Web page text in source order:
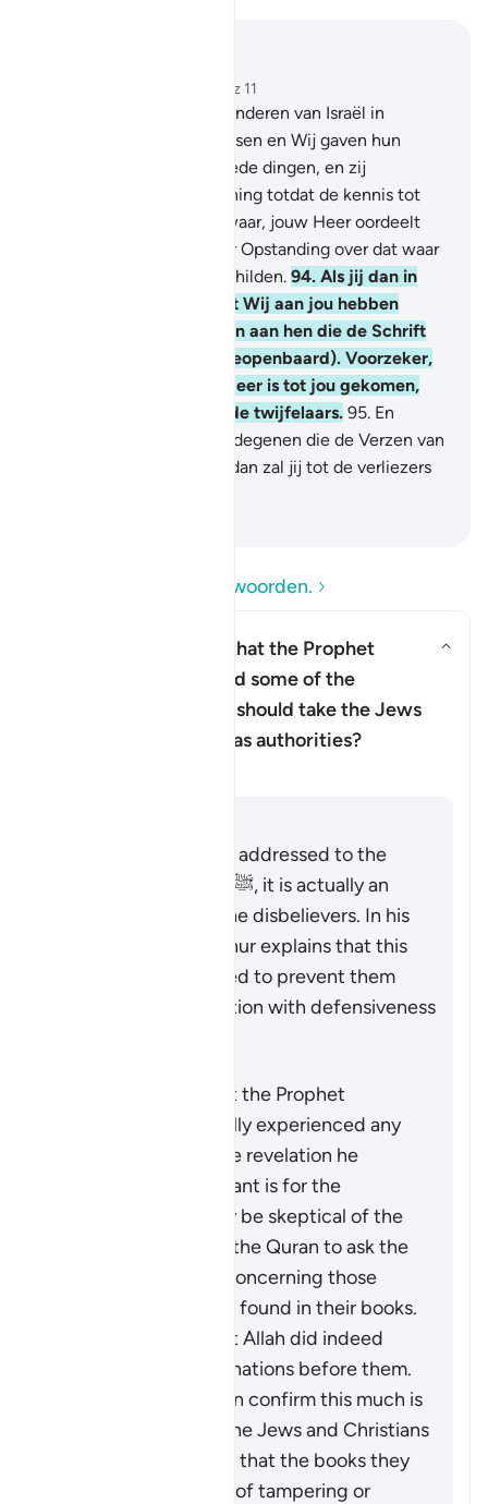
Lees de vragen en antwoorden.
Does this verse imply that the Prophet
revelation, and that he should take the Jews
and Christian scholars as authorities?
Although the verse is addressed to the
indirect address to the disbelievers. In his
commentary, Ibn ‘Ashur explains that this
indirect style was used to prevent them
receiving the instruction with defensiveness
It does not mean that the Prophet
doubt concerning the revelation he
received. What is meant is for the
disbelievers who may be skeptical of the
stories mentioned in the Quran to ask the
People of Scripture concerning those
stories which are also found in their books.
They will confirm that Allah did indeed
destroy disbelieving nations before them.
The fact that they can confirm this much is
not an indication of the Jews and Christians
being authorities, nor that the books they
possessed were free of tampering or
Hoofdstuk 10, Pagina 219, Juz 11
En Wij plaatsten de Kinderen van Israël in
voortreffelijke woonplaatsen en Wij gaven hun
voorzieningen van de goede dingen, en zij
verschildein niet van mening totdat de kennis tot
hen was gekomen. Voorwaar, jouw Heer oordeelt
tussen hen op de Dag der Opstanding over dat waar
zij van mening over verschilden. 94. Als jij dan in
twijfel verkeert over wat Wij aan jou hebben
neergezonden, vraag dan aan hen die de Schrift
lezen (die) vóór jou (is geopenbaard). Voorzeker,
de Waarheid van jouw Heer is tot jou gekomen,
behoor daarom niet tot de twijfelaars. 95. En
behoor in geen geval tot degenen die de Verzen van
Allah loochenen, anders dan zal jij tot de verliezers